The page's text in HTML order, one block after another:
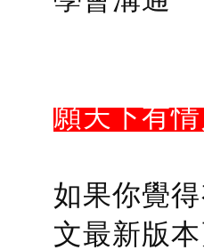
願天下有
如果你覺
文最新版本